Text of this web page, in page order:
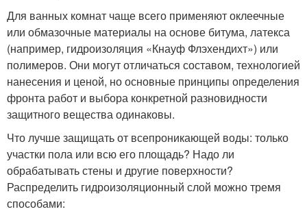
Для ванных комнат чаще всего применяют оклеечные
или обмазочные материалы на основе битума, латекса
(например, гидроизоляция «Кнауф Флэхендихт») или
полимеров. Они могут отличаться составом, технологией
нанесения и ценой, но основные принципы определения
фронта работ и выбора конкретной разновидности
защитного вещества одинаковы.
Что лучше защищать от всепроникающей воды: только
участки пола или всю его площадь? Надо ли
обрабатывать стены и другие поверхности?
Распределить гидроизоляционный слой можно тремя
способами: